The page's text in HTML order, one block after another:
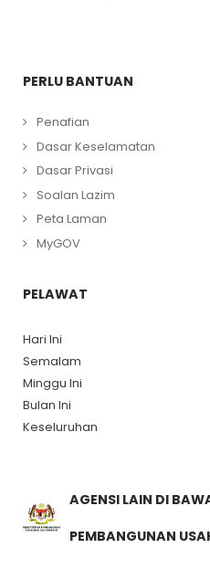
PERLU BANTUAN
Penafian
Dasar Keselamatan
Dasar Privasi
Soalan Lazim
Peta Laman
MyGOV
PELAWAT
Hari Ini
Semalam
Minggu Ini
Bulan Ini
Keseluruhan
AGENSI LAIN DI
PEMBANGUNAN